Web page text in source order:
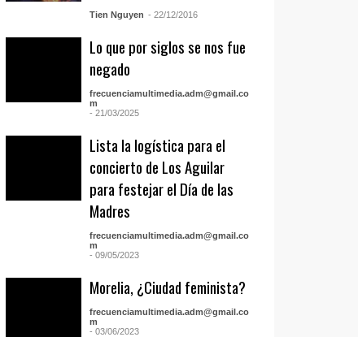
Tien Nguyen - 22/12/2016
Lo que por siglos se nos fue
negado
frecuenciamultimedia.adm@gmail.co
m
- 21/03/2025
Lista la logística para el
concierto de Los Aguilar
para festejar el Día de las
Madres
frecuenciamultimedia.adm@gmail.co
m
- 09/05/2023
Morelia, ¿Ciudad feminista?
frecuenciamultimedia.adm@gmail.co
m
- 03/06/2023